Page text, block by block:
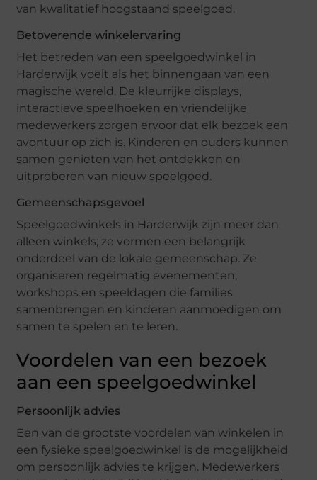
van kwalitatief hoogstaand speelgoed.
Betoverende winkelervaring
Het betreden van een speelgoedwinkel in
Harderwijk voelt als het binnengaan van een
magische wereld. De kleurrijke displays,
interactieve speelhoeken en vriendelijke
medewerkers zorgen ervoor dat elk bezoek een
avontuur op zich is. Kinderen en ouders kunnen
samen genieten van het ontdekken en
uitproberen van nieuw speelgoed.
Gemeenschapsgevoel
Speelgoedwinkels in Harderwijk zijn meer dan
alleen winkels; ze vormen een belangrijk
onderdeel van de lokale gemeenschap. Ze
organiseren regelmatig evenementen,
workshops en speeldagen die families
samenbrengen en kinderen aanmoedigen om
samen te spelen en te leren.
Voordelen van een bezoek
aan een speelgoedwinkel
Persoonlijk advies
Een van de grootste voordelen van winkelen in
een fysieke speelgoedwinkel is de mogelijkheid
om persoonlijk advies te krijgen. Medewerkers